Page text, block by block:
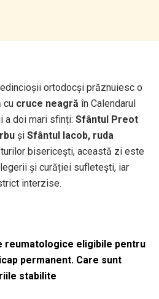
ortodocși prăznuiesc o
cu cruce neagră în Calendarul
a doi mari sfinți: Sfântul Preot
și Sfântul Iacob, ruda
bisericești, această zi este
și curăției sufletești, iar
interzise.
reumatologice eligibile pentru
permanent. Care sunt
stabilite